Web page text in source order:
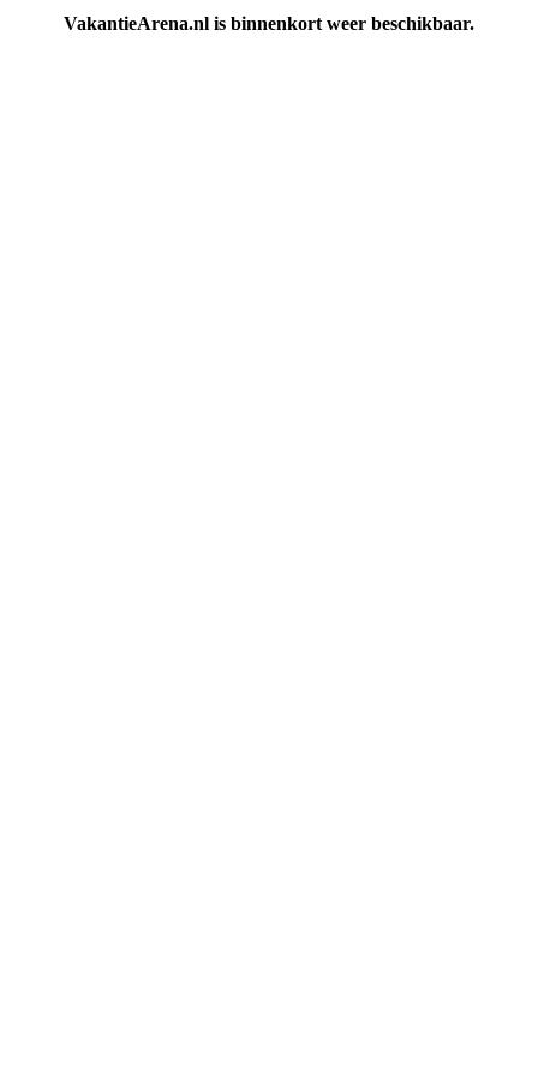
VakantieArena.nl is binnenkort weer beschikbaar.